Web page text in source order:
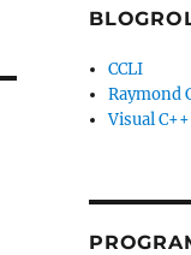
CCLI
Raymond
Visual